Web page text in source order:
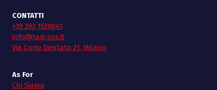
CONTATTI
+39 393 1520041
info@taxi-sos.it
Via Curio Dentato 21, Milano
As For
Chi Siamo